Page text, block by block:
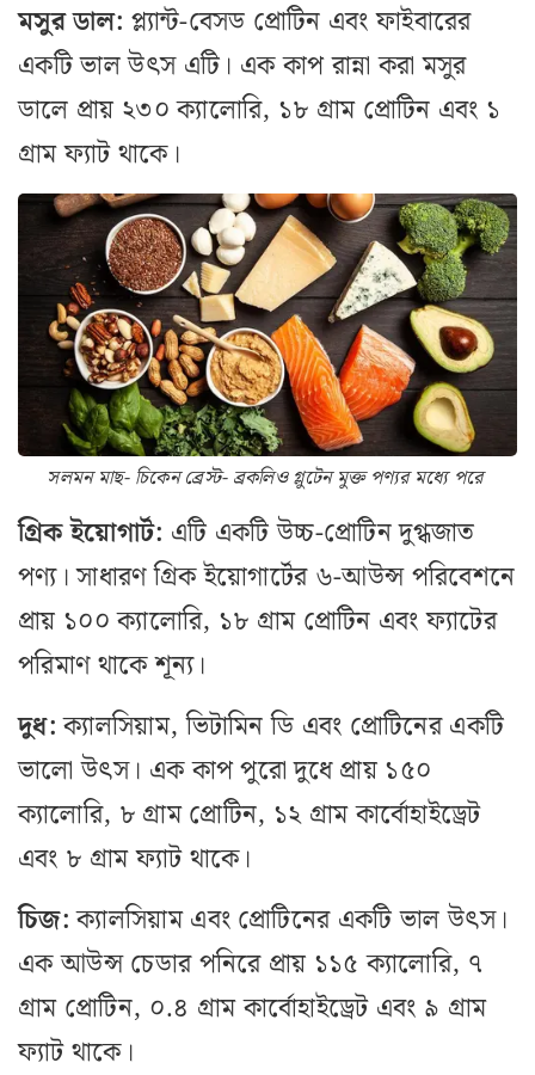
মসুর ডাল: প্ল্যান্ট-বেসড প্রোটিন এবং ফাইবারের
একটি ভাল উৎস এটি। এক কাপ রান্না করা মসুর
ডালে প্রায় ২৩০ ক্যালোরি, ১৮ গ্রাম প্রোটিন এবং ১
গ্রাম ফ্যাট থাকে।
সলমন মাছ- চিকেন ব্রেস্ট- ব্রকলিও গ্লুটেন মুক্ত পণ্যর মধ্যে পরে
গ্রিক ইয়োগার্ট: এটি একটি উচ্চ-প্রোটিন দুগ্ধজাত
পণ্য। সাধারণ গ্রিক ইয়োগার্টের ৬-আউন্স পরিবেশনে
প্রায় ১০০ ক্যালোরি, ১৮ গ্রাম প্রোটিন এবং ফ্যাটের
পরিমাণ থাকে শূন্য।
দুধ:ক্যালসিয়াম, ভিটামিন ডি এবং প্রোটিনের একটি
ভালো উৎস। এক কাপ পুরো দুধে প্রায় ১৫০
ক্যালোরি, ৮ গ্রাম প্রোটিন, ১২ গ্রাম কার্বোহাইড্রেট
এবং ৮ গ্রাম ফ্যাট থাকে।
চিজ:ক্যালসিয়াম এবং প্রোটিনের একটি ভাল উৎস।
এক আউন্স চেডার পনিরে প্রায় ১১৫ ক্যালোরি, ৭
গ্রাম প্রোটিন, ০.৪ গ্রাম কার্বোহাইড্রেট এবং ৯ গ্রাম
ফ্যাট থাকে।